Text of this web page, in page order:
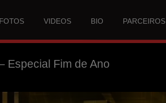
FOTOS VIDEOS BIO PARCEIROS
Especial Fim de Ano